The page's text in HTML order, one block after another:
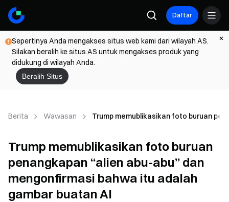
Daftar
Sepertinya Anda mengakses situs web kami dari wilayah AS.
Silakan beralih ke situs AS untuk mengakses produk yang
didukung di wilayah Anda.
Beralih Situs
Berita Wawasan Trump memublikasikan foto buruan
Trump memublikasikan foto buruan
penangkapan “alien abu-abu” dan
mengonfirmasi bahwa itu adalah
gambar buatan AI